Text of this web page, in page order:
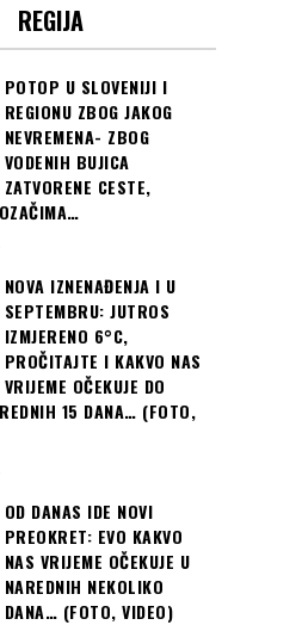
REGIJA
POTOP U SLOVENIJI I
REGIONU ZBOG JAKOG
NEVREMENA- ZBOG
VODENIH BUJICA
ZATVORENE CESTE,
NOVA IZNENAĐENJA I U
SEPTEMBRU: JUTROS
IZMJERENO 6°C,
PROČITAJTE I KAKVO NAS
VRIJEME OČEKUJE DO
15 DANA… (FOTO,
OD DANAS IDE NOVI
PREOKRET: EVO KAKVO
NAS VRIJEME OČEKUJE U
NAREDNIH NEKOLIKO
DANA… (FOTO, VIDEO)